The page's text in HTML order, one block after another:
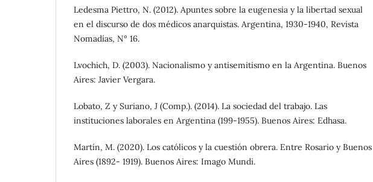
Ledesma Piettro, N. (2012). Apuntes sobre la eugenesia y la libertad sexual
en el discurso de dos médicos anarquistas. Argentina, 1930-1940, Revista
Nomadías, N° 16.
Lvochich, D. (2003). Nacionalismo y antisemitismo en la Argentina. Buenos
Aires: Javier Vergara.
Lobato, Z y Suriano, J (Comp.). (2014). La sociedad del trabajo. Las
instituciones laborales en Argentina (199-1955). Buenos Aires: Edhasa.
Martín, M. (2020). Los católicos y la cuestión obrera. Entre Rosario y Buenos
Aires (1892- 1919). Buenos Aires: Imago Mundi.